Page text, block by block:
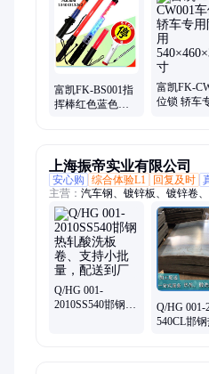
反光膜、交通护栏、隔离柱、减
富凯FK-BS001指
挥棒红色蓝色可
富凯FK-
位锁 轿车
上海振帝实业有限公司
安心购
综合体验L1 回复及时
主营： 汽车钢、镀锌板、镀锌卷
卷、酸洗板、酸洗卷、马口铁、
卷、硅钢片
Q/HG 001-
2010SS540邯钢热
Q/HG 001-
540CL邯